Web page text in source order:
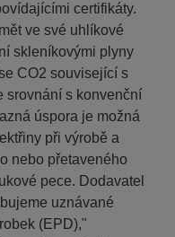
certifikáty.
ve své uhlíkové
skleníkovými plyny
CO2 související s
srovnání s konvenční
úspora je možná
při výrobě a
nebo přetaveného
pece. Dodavatel
uznávané
(EPD),"